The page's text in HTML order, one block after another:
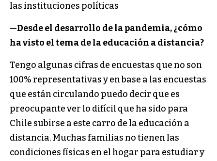
las instituciones políticas
—Desde el desarrollo de la pandemia, ¿cómo
ha visto el tema de la educación a distancia?
Tengo algunas cifras de encuestas que no son
100% representativas y en base a las encuestas
que están circulando puedo decir que es
preocupante ver lo difícil que ha sido para
Chile subirse a este carro de la educación a
distancia. Muchas familias no tienen las
condiciones físicas en el hogar para estudiar y